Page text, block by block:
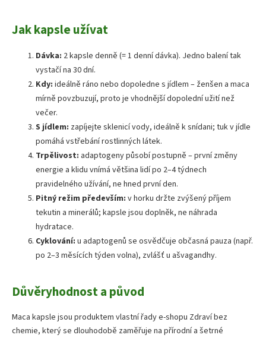
Jak kapsle užívat
Dávka: 2 kapsle denně (= 1 denní dávka). Jedno balení tak
vystačí na 30 dní.
Kdy: ideálně ráno nebo dopoledne s jídlem – ženšen a maca
mírně povzbuzují, proto je vhodnější dopolední užití než
večer.
S jídlem: zapíjejte sklenicí vody, ideálně k snídani; tuk v jídle
pomáhá vstřebání rostlinných látek.
Trpělivost: adaptogeny působí postupně – první změny
energie a klidu vnímá většina lidí po 2–4 týdnech
pravidelného užívání, ne hned první den.
Pitný režim především: v horku držte zvýšený příjem
tekutin a minerálů; kapsle jsou doplněk, ne náhrada
hydratace.
Cyklování: u adaptogenů se osvědčuje občasná pauza (např.
po 2–3 měsících týden volna), zvlášť u ašvagandhy.
Důvěryhodnost a původ
Maca kapsle jsou produktem vlastní řady e-shopu Zdraví bez
chemie, který se dlouhodobě zaměřuje na přírodní a šetrné